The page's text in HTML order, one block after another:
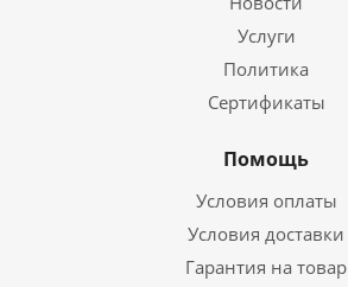
Услуги
Политика
Сертификаты
Помощь
Условия оплаты
Условия доставки
Гарантия на товар